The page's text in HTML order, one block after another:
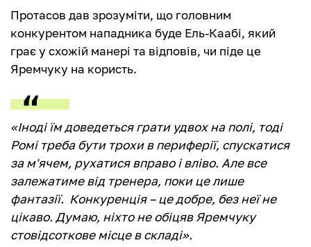
Протасов дав зрозуміти, що головним
конкурентом нападника буде Ель-Каабі, який
грає у схожій манері та відповів, чи піде це
Яремчуку на користь.
«Іноді їм доведеться грати удвох на полі, тоді
Ромі треба бути трохи в периферії, спускатися
за м'ячем, рухатися вправо і вліво. Але все
залежатиме від тренера, поки це лише
фантазії. Конкуренція – це добре, без неї не
цікаво. Думаю, ніхто не обіцяв Яремчуку
стовідсоткове місце в складі».